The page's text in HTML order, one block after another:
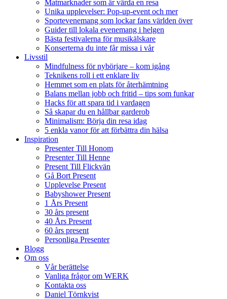
Matmarknader som är värda en resa
Unika upplevelser: Pop-up-event och mer
Sportevenemang som lockar fans världen över
Guider till lokala evenemang i helgen
Bästa festivalerna för musikälskare
Konserterna du inte får missa i vår
Livsstil
Mindfulness för nybörjare – kom igång
Teknikens roll i ett enklare liv
Hemmet som en plats för återhämtning
Balans mellan jobb och fritid – tips som funkar
Hacks för att spara tid i vardagen
Så skapar du en hållbar garderob
Minimalism: Börja din resa idag
5 enkla vanor för att förbättra din hälsa
Inspiration
Presenter Till Honom
Presenter Till Henne
Present Till Flickvän
Gå Bort Present
Upplevelse Present
Babyshower Present
1 Års Present
30 års present
40 Års Present
60 års present
Personliga Presenter
Blogg
Om oss
Vår berättelse
Vanliga frågor om WERK
Kontakta oss
Daniel Törnkvist